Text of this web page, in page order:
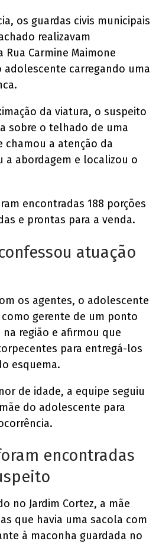
os guardas civis municipais
realizavam
Carmine Maimone
adolescente carregando uma
da viatura, o suspeito
sobre o telhado de uma
chamou a atenção da
a abordagem e localizou o
encontradas 188 porções
e prontas para a venda.
atuação
os agentes, o adolescente
gerente de um ponto
região e afirmou que
para entregá-los
esquema.
de idade, a equipe seguiu
do adolescente para
encontradas
no Jardim Cortez, a mãe
que havia uma sacola com
à maconha guardada no